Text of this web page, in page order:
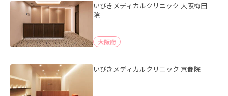
いびきメディカルクリニック 大阪梅田
院
大阪府
いびきメディカルクリニック 京都院